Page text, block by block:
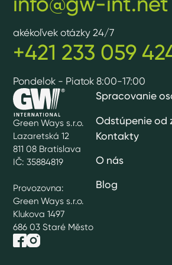
Green Ways s.r.o.
Lazaretská 12
811 08 Bratislava
IČ: 35884819
Provozovna:
Green Ways s.r.o.
Klukova 1497
686 03 Staré Město
Spracovanie
Odstúpenie od
Kontakty
O nás
Blog
akékoľvek otázky 24/7
+421 233 059
Pondelok - Piatok 8:00-17:00